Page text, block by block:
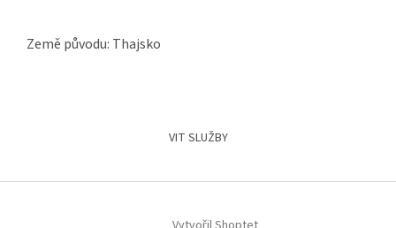
Země původu: Thajsko
VIT SLUŽBY